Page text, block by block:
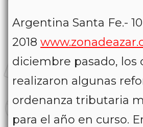
Argentina Santa Fe.-
2018
diciembre pasado, los
realizaron algunas
ordenanza tributaria
para el año en curso.